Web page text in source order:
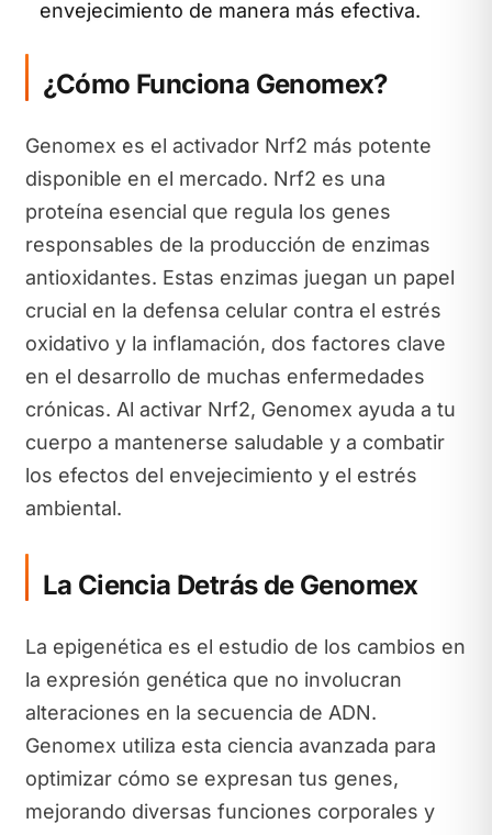
envejecimiento de manera más efectiva.
¿Cómo Funciona Genomex?
Genomex es el activador Nrf2 más potente
disponible en el mercado. Nrf2 es una
proteína esencial que regula los genes
responsables de la producción de enzimas
antioxidantes. Estas enzimas juegan un papel
crucial en la defensa celular contra el estrés
oxidativo y la inflamación, dos factores clave
en el desarrollo de muchas enfermedades
crónicas. Al activar Nrf2, Genomex ayuda a tu
cuerpo a mantenerse saludable y a combatir
los efectos del envejecimiento y el estrés
ambiental.
La Ciencia Detrás de Genomex
La epigenética es el estudio de los cambios en
la expresión genética que no involucran
alteraciones en la secuencia de ADN.
Genomex utiliza esta ciencia avanzada para
optimizar cómo se expresan tus genes,
mejorando diversas funciones corporales y